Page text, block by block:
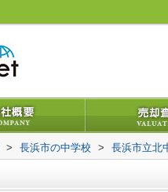
> 長浜市の中学校 > 長浜市立北